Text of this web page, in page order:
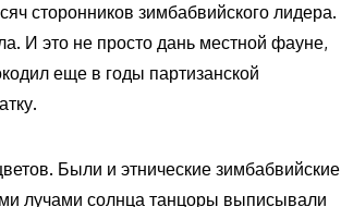
сторонников зимбабвийского лидера.
И это не просто дань местной фауне,
еще в годы партизанской
Были и этнические зимбабвийские
лучами солнца танцоры выписывали